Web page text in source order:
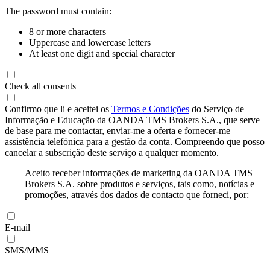
The password must contain:
8 or more characters
Uppercase and lowercase letters
At least one digit and special character
Check all consents
Confirmo que li e aceitei os Termos e Condições do Serviço de
Informação e Educação da OANDA TMS Brokers S.A., que serve
de base para me contactar, enviar-me a oferta e fornecer-me
assistência telefónica para a gestão da conta. Compreendo que posso
cancelar a subscrição deste serviço a qualquer momento.
Aceito receber informações de marketing da OANDA TMS
Brokers S.A. sobre produtos e serviços, tais como, notícias e
promoções, através dos dados de contacto que forneci, por:
E-mail
SMS/MMS